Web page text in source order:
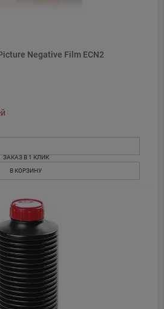
Negative Film ECN2
ЗАКАЗ В 1 КЛИК
В КОРЗИНУ